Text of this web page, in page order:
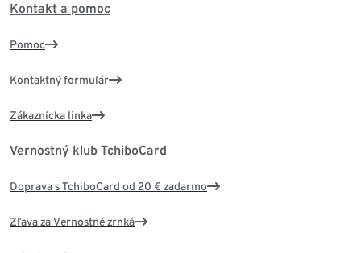
Kontakt a pomoc
Pomoc
Kontaktný formulár
Zákaznícka linka
Vernostný klub TchiboCard
Doprava s TchiboCard od 20 € zadarmo
Zľava za Vernostné zrnká